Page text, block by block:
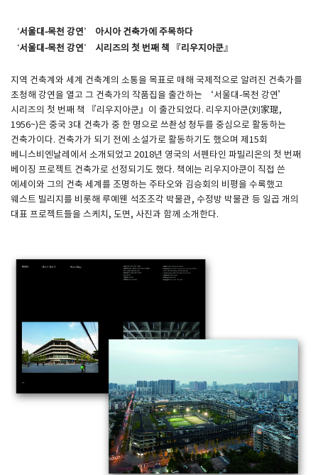
‘서울대-목천 강연’ 아시아 건축가에 주목하다
‘서울대-목천 강연’ 시리즈의 첫 번째 책 『리우지아쿤』​
지역 건축계와 세계 건축계의 소통을 목표로 매해 국제적으로 알려진 건축가를
초청해 강연을 열고 그 건축가의 작품집을 출간하는 ‘서울대-목천 강연’
시리즈의 첫 번째 책 『리우지아쿤』이 출간되었다. 리우지아쿤(刘家琨,
1956~)은 중국 3대 건축가 중 한 명으로 쓰촨성 청두를 중심으로 활동하는
건축가이다. 건축가가 되기 전에 소설가로 활동하기도 했으며 제15회
베니스비엔날레에서 소개되었고 2018년 영국의 서펜타인 파빌리온의 첫 번째
베이징 프로젝트 건축가로 선정되기도 했다. 책에는 리우지아쿤이 직접 쓴
에세이와 그의 건축 세계를 조명하는 주타오와 김승회의 비평을 수록했고
웨스트 빌리지를 비롯해 루예웬 석조조각 박물관, 수정방 박물관 등 일곱 개의
대표 프로젝트들을 스케치, 도면, 사진과 함께 소개한다.